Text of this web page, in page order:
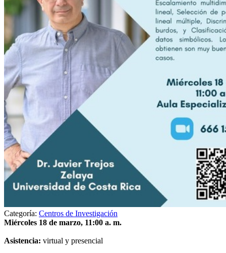
Categoría: Centros de Investigación
Miércoles 18 de marzo, 11:00 a. m.
Asistencia: virtual y presencial